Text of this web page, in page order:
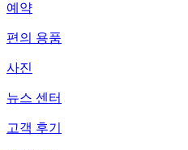
예약
편의 용품
사진
뉴스 센터
고객 후기